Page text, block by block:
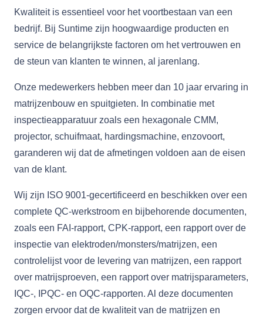
Kwaliteit is essentieel voor het voortbestaan ​​van een
bedrijf. Bij Suntime zijn hoogwaardige producten en
service de belangrijkste factoren om het vertrouwen en
de steun van klanten te winnen, al jarenlang.
Onze medewerkers hebben meer dan 10 jaar ervaring in
matrijzenbouw en spuitgieten. In combinatie met
inspectieapparatuur zoals een hexagonale CMM,
projector, schuifmaat, hardingsmachine, enzovoort,
garanderen wij dat de afmetingen voldoen aan de eisen
van de klant.
Wij zijn ISO 9001-gecertificeerd en beschikken over een
complete QC-werkstroom en bijbehorende documenten,
zoals een FAI-rapport, CPK-rapport, een rapport over de
inspectie van elektroden/monsters/matrijzen, een
controlelijst voor de levering van matrijzen, een rapport
over matrijsproeven, een rapport over matrijsparameters,
IQC-, IPQC- en OQC-rapporten. Al deze documenten
zorgen ervoor dat de kwaliteit van de matrijzen en